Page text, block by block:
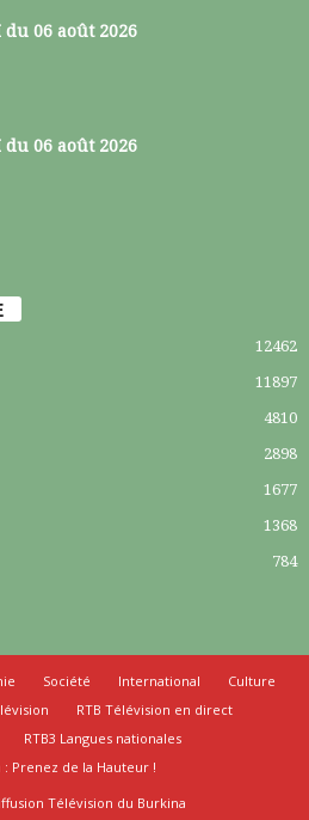
du 06 août 2026
du 06 août 2026
12462
11897
4810
2898
1677
1368
784
Société International
Culture
RTB Télévision en direct
RTB3 Langues nationales
Prenez de la Hauteur !
Télévision du Burkina